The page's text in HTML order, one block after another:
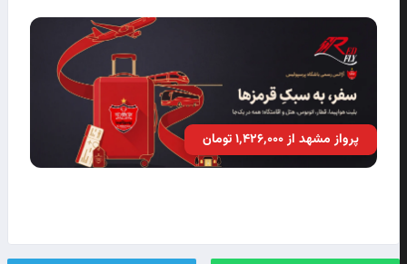
پرواز مشهد از ۱٬۴۲۶٬۰۰۰ تومان